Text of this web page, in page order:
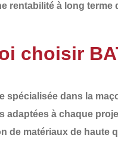
rentabilité à long terme
choisir
spécialisée dans la
adaptées à chaque
de matériaux de haute